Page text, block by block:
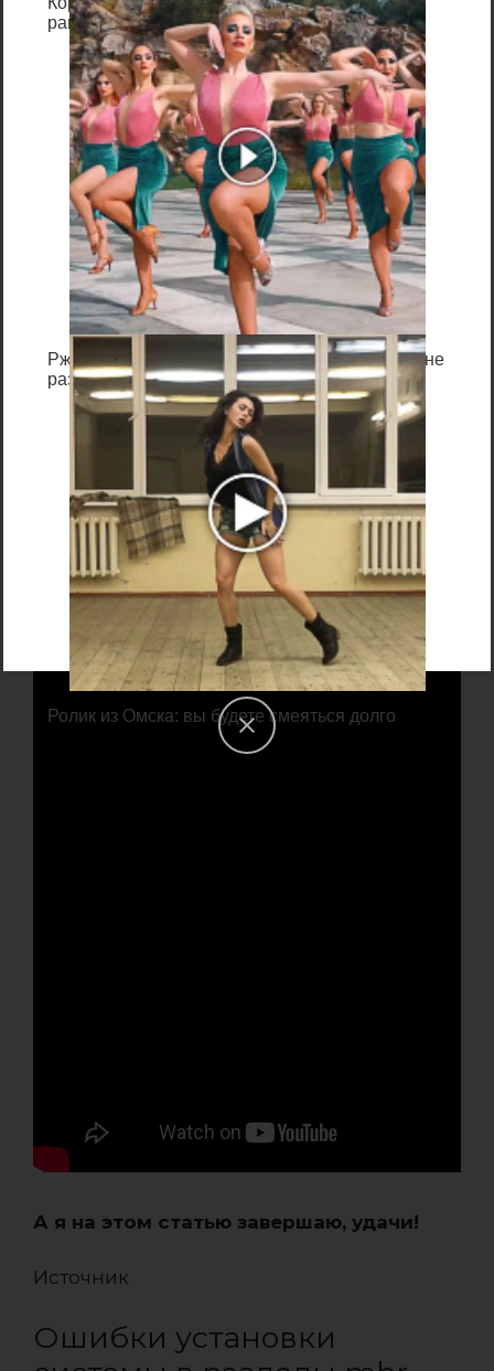
Если у вас старый компьютер — то
вполне возможно, что у вас он может
вообще не поддерживать вариант
загрузки с USB-флешек (правда, в этом
случае вы и настроить BIOS не сможете
— в нем просто не будет пункта для
выбора USB-Flash Drive (т.е. это будет
очевидно) ).
Если у вас старый ПК и вы хотите
произвести установку с флешки, есть
несколько путей:
Менеджер загрузки Plop Boot Manager
Возможно, загрузочная флешка не видна
не только при загрузке компьютера, а
вообще: ни на одном ПК, и ни в одной
Windows? Более подробно об этом
можете узнать в этой заметке…
А я на этом статью завершаю, удачи!
Источник
Ошибки установки
равнодушным
Ржу не переставая, это видео пересмотришь не
раз
Ролик из Омска: вы будете смеяться долго